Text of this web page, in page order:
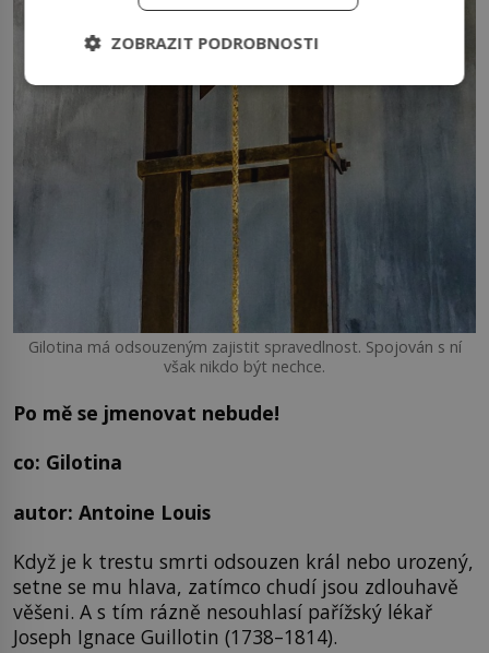
Gilotina má odsouzeným zajistit spravedlnost. Spojován s ní
však nikdo být nechce.
Po mě se jmenovat nebude!
co: Gilotina
autor: Antoine Louis
Když je k trestu smrti odsouzen král nebo urozený,
setne se mu hlava, zatímco chudí jsou zdlouhavě
věšeni. A s tím rázně nesouhlasí pařížský lékař
Joseph Ignace Guillotin (1738–1814).
ZOBRAZIT PODROBNOSTI